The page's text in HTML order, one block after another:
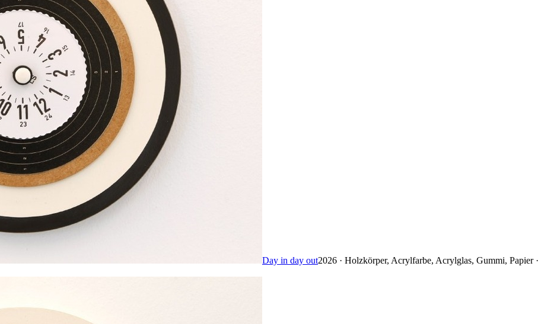
Day in day out2026 · Holzkörper, Acrylfarbe, Acrylglas, Gummi, Papier ·